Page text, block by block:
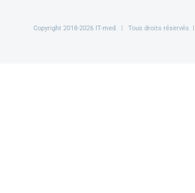
Copyright 2018-2026 IT-med | Tous droits réservés |